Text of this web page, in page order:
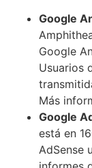
Google
Google
Usuarios
Más
Google
está en
AdSense